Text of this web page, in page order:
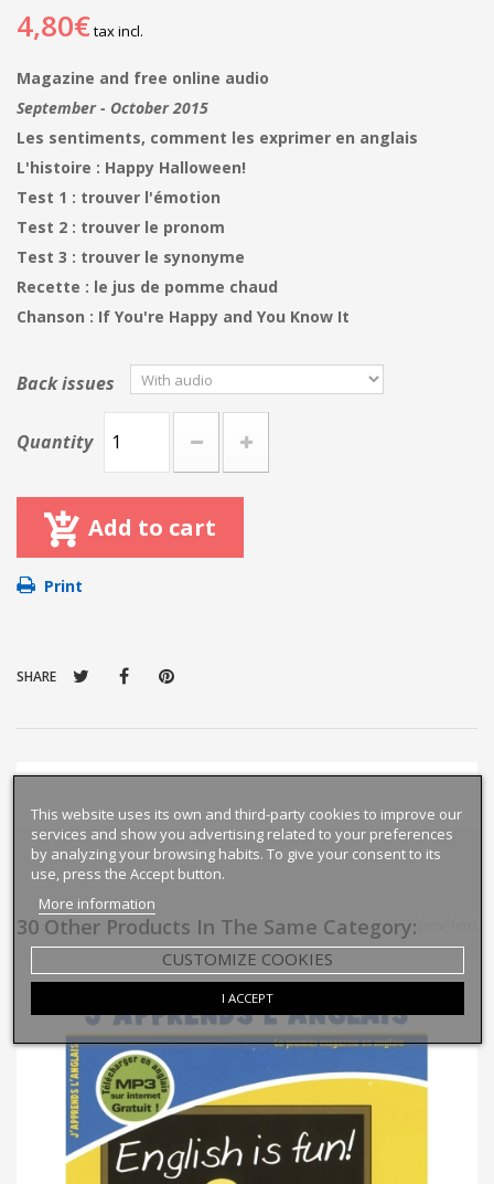
4,80€tax incl.
Magazine and free online audio
September - October 2015
Les sentiments, comment les exprimer en anglais
L'histoire : Happy Halloween!
Test 1 : trouver l'émotion
Test 2 : trouver le pronom
Test 3 : trouver le synonyme
Recette : le jus de pomme chaud
Chanson : If You're Happy and You Know It
Back issues
Quantity
Add to cart
Print
SHARE
30 Other Products In The Same Category:
This website uses its own and third-party cookies to improve our
services and show you advertising related to your preferences
by analyzing your browsing habits. To give your consent to its
use, press the Accept button.
More information
CUSTOMIZE COOKIES
I ACCEPT